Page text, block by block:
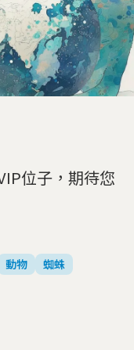
位子，期待您
動物
蜘蛛